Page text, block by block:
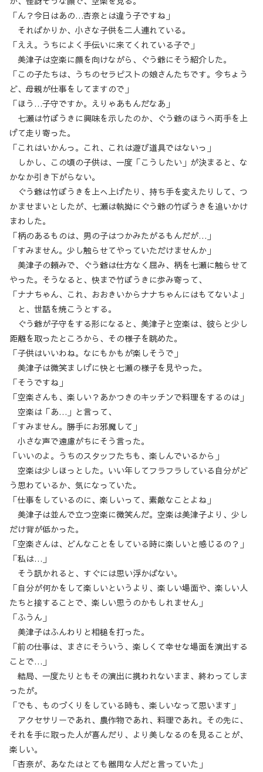
「ん？今日はあの…杏奈とは違う子ですね」
そればかりか、小さな子供を二人連れている。
「ええ。うちによく手伝いに来てくれている子で」
美津子は空楽に顔を向けながら、ぐう爺にそう紹介した。
「この子たちは、うちのセラピストの娘さんたちです。今ちょう
ど、母親が仕事をしてますので」
「ほう…子守ですか。えりゃあもんだなあ」
七瀬は竹ぼうきに興味を示したのか、ぐう爺のほうへ両手を上
げて走り寄った。
「これはいかんっ。これ、これは遊び道具ではないっ」
しかし、この頃の子供は、一度「こうしたい」が決まると、な
かなか引き下がらない。
ぐう爺は竹ぼうきを上へ上げたり、持ち手を変えたりして、つ
かませまいとしたが、七瀬は執拗にぐう爺の竹ぼうきを追いかけ
まわした。
「柄のあるものは、男の子はつかみたがるもんだが…」
「すみません。少し触らせてやっていただけませんか」
美津子の頼みで、ぐう爺は仕方なく屈み、柄を七瀬に触らせて
やった。そうなると、快まで竹ぼうきに歩み寄って、
「ナナちゃん、これ、おおきいからナナちゃんにはもてないよ」
と、世話を焼こうとする。
ぐう爺が子守をする形になると、美津子と空楽は、彼らと少し
距離を取ったところから、その様子を眺めた。
「子供はいいわね。なにもかもが楽しそうで」
美津子は微笑ましげに快と七瀬の様子を見やった。
「そうですね」
「空楽さんも、楽しい？あかつきのキッチンで料理をするのは」
空楽は「あ…」と言って、
「すみません。勝手にお邪魔して」
小さな声で遠慮がちにそう言った。
「いいのよ。うちのスタッフたちも、楽しんでいるから」
空楽は少しほっとした。いい年してフラフラしている自分がど
う思わているか、気になっていた。
「仕事をしているのに、楽しいって、素敵なことよね」
美津子は並んで立つ空楽に微笑んだ。空楽は美津子より、少し
だけ背が低かった。
「空楽さんは、どんなことをしている時に楽しいと感じるの？」
「私は…」
そう訊かれると、すぐには思い浮かばない。
「自分が何かをして楽しいというより、楽しい場面や、楽しい人
たちと接することで、楽しい思うのかもしれません」
「ふうん」
美津子はふんわりと相槌を打った。
「前の仕事は、まさにそういう、楽しくて幸せな場面を演出する
ことで…」
結局、一度たりともその演出に携われないまま、終わってしま
ったが。
「でも、ものづくりをしている時も、楽しいなって思います」
アクセサリーであれ、農作物であれ、料理であれ。その先に、
それを手に取った人が喜んだり、より美しなるのを見ることが、
楽しい。
「杏奈が、あなたはとても器用な人だと言っていた」